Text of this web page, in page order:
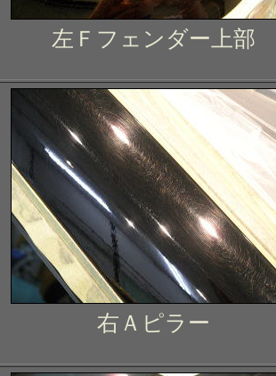
左Ｆフェンダー上部
右Ａピラー